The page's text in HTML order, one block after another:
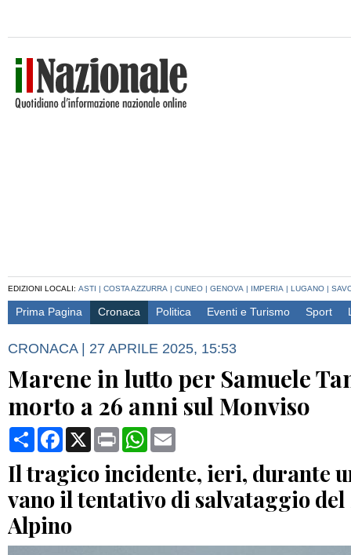
EDIZIONI LOCALI: ASTI | COSTA AZZURRA | CUNEO | GENOVA | IMPERIA | LUGANO |
Prima Pagina Cronaca Politica Eventi e Turismo Sport
CRONACA| 27 APRILE 2025, 15:53
Marene in lutto per Samuele
morto a 26 anni sul Monviso
CondividiFacebook
X Print WhatsApp
Il tragico incidente, ieri, durante
vano il tentativo di salvataggio del
Alpino